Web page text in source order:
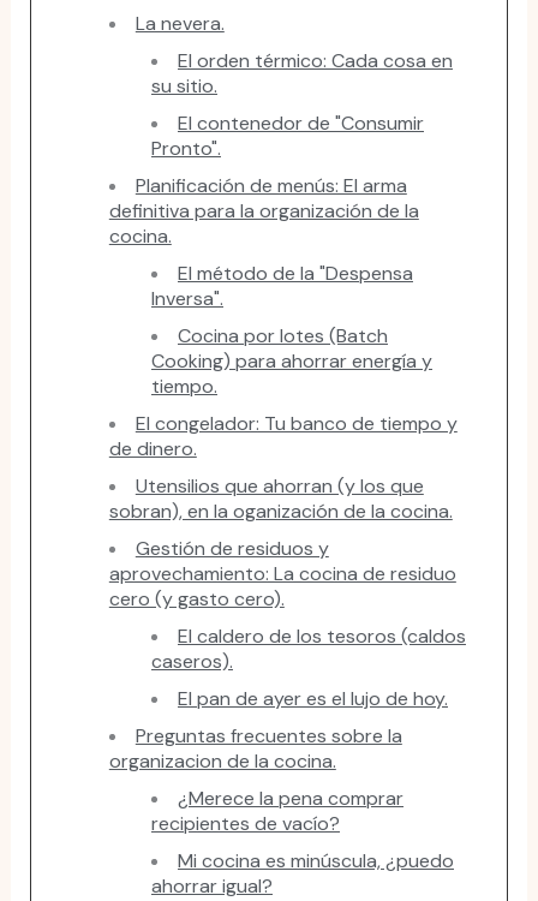
La nevera.
El orden térmico: Cada cosa en
su sitio.
El contenedor de "Consumir
Pronto".
Planificación de menús: El arma
definitiva para la organización de la
cocina.
El método de la "Despensa
Inversa".
Cocina por lotes (Batch
Cooking) para ahorrar energía y
tiempo.
El congelador: Tu banco de tiempo y
de dinero.
Utensilios que ahorran (y los que
sobran), en la oganización de la cocina.
Gestión de residuos y
aprovechamiento: La cocina de residuo
cero (y gasto cero).
El caldero de los tesoros (caldos
caseros).
El pan de ayer es el lujo de hoy.
Preguntas frecuentes sobre la
organizacion de la cocina.
¿Merece la pena comprar
recipientes de vacío?
Mi cocina es minúscula, ¿puedo
ahorrar igual?